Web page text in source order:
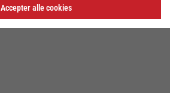
Accepter alle cookies